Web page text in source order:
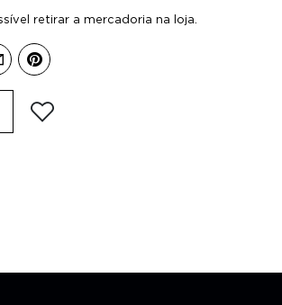
retirar a mercadoria na loja.